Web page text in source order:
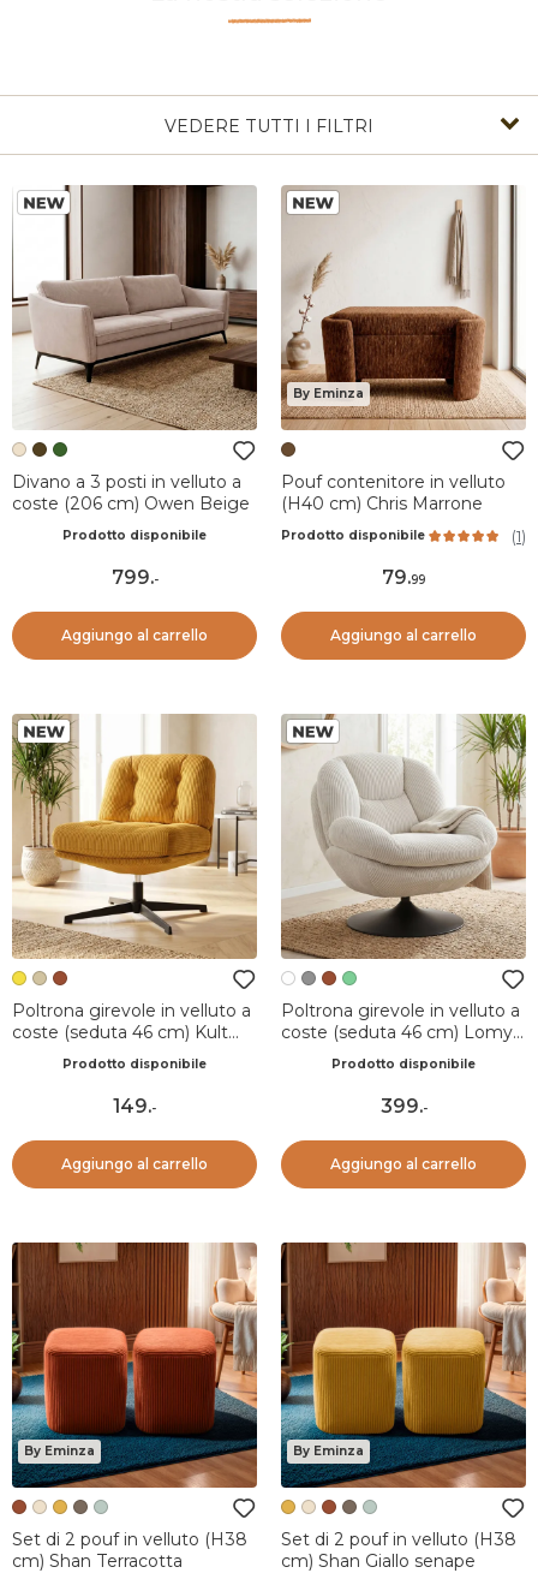
VEDERE TUTTI I FILTRI
Divano a 3 posti in velluto a
coste (206 cm) Owen Beige
Prodotto disponibile
799.-
Aggiungo al carrello
By Eminza
Pouf contenitore in velluto
(H40 cm) Chris Marrone
Prodotto disponibile (1)
79.99
Aggiungo al carrello
Poltrona girevole in velluto a
coste (seduta 46 cm) Kult
Prodotto disponibile
149.-
Aggiungo al carrello
Poltrona girevole in velluto a
coste (seduta 46 cm) Lomy
Prodotto disponibile
399.-
Aggiungo al carrello
By Eminza
Set di 2 pouf in velluto (H38
cm) Shan Terracotta
By Eminza
Set di 2 pouf in velluto (H38
cm) Shan Giallo senape